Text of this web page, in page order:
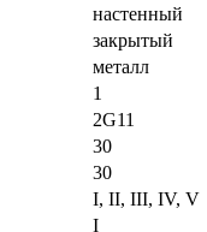
настенный
закрытый
металл
1
2G11
30
30
I, II, III, IV, V
I